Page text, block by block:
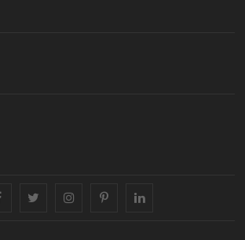
facebook twitter instagrampinterestlinkedin